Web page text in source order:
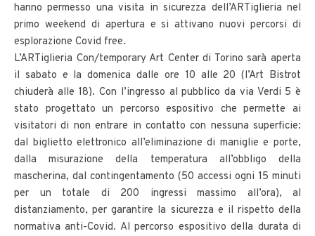
hanno permesso una visita in sicurezza dell’ARTiglieria nel
primo weekend di apertura e si attivano nuovi percorsi di
esplorazione Covid free.
L’ARTiglieria Con/temporary Art Center di Torino sarà aperta
il sabato e la domenica dalle ore 10 alle 20 (l’Art Bistrot
chiuderà alle 18). Con l’ingresso al pubblico da via Verdi 5 è
stato progettato un percorso espositivo che permette ai
visitatori di non entrare in contatto con nessuna superficie:
dal biglietto elettronico all’eliminazione di maniglie e porte,
dalla misurazione della temperatura all’obbligo della
mascherina, dal contingentamento (50 accessi ogni 15 minuti
per un totale di 200 ingressi massimo all’ora), al
distanziamento, per garantire la sicurezza e il rispetto della
normativa anti-Covid. Al percorso espositivo della durata di